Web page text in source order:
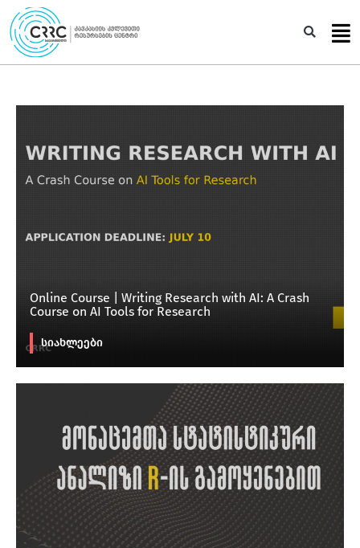
Skip
to
content
Online Course | Writing Research with AI: A Crash
Course on AI Tools for Research
სიახლეები